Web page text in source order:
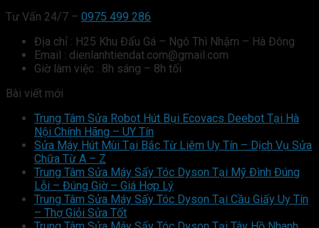
Tư Vấn 24/7 – 0975 499 286
Địa chỉ : H25 Khu Đấu Gá – Ngô Thì Nhậm – Hà Đông
Email : dienlanhtiendat.com@gmail.com
Giờ làm việc : 8h sáng – 8h tối
Bài viết mới
Trung Tâm Sửa Robot Hút Bụi Ecovacs Deebot Tại Hà
Nội Chính Hãng – UY Tín
Sửa Máy Hút Mùi Tại Bắc Từ Liêm Uy Tín – Dịch Vụ Sửa
Chữa Từ A – Z
Trung Tâm Sửa Máy Sấy Tóc Dyson Tại Mỹ Đình Đúng
Lỗi – Đúng Giờ – Giá Hợp Lý
Trung Tâm Sửa Máy Sấy Tóc Dyson Tại Cầu Giấy Uy Tín
– Thợ Giỏi Sửa Tốt